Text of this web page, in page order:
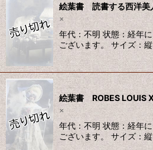
絵葉書 読書する西洋美
×
年代：不明 状態：経年
ございます。 サイズ：
絵葉書 ROBES LOUIS
×
年代：不明 状態：経年
ございます。 サイズ：